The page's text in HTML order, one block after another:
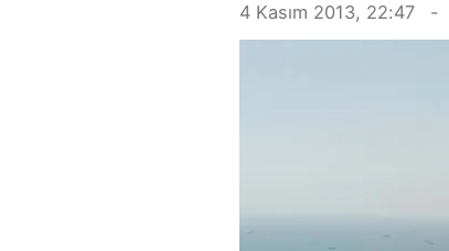
4 Kasım 2013, 22:47